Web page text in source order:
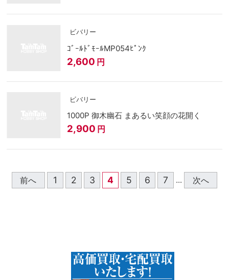
ビバリー
ｺﾞｰﾙﾄﾞﾓｰﾙMP054ﾋﾟﾝｸ
2,600 円
ビバリー
1000P 御木幽石 まあるい笑顔の花開く
2,900 円
前へ 1 2 3 4 5 6 7 ... 次へ